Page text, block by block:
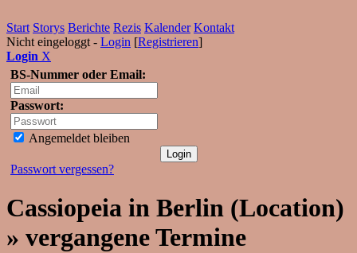
Start Storys Berichte Rezis Kalender Kontakt
Nicht eingeloggt - Login [Registrieren]
Login X
BS-Nummer oder Email:
Passwort:
Angemeldet bleiben
Passwort vergessen?
Cassiopeia in Berlin (Location)
» vergangene Termine